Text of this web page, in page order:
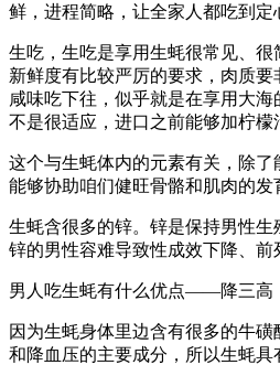
鲜，进程简略，让全家人都吃到定
生吃，生吃是享用生蚝很常见、
新鲜度有比较严厉的要求，肉质
咸味吃下往，似乎就是在享用大
不是很适应，进口之前能够加柠檬
这个与生蚝体内的元素有关，除
能够协助咱们健旺骨骼和肌肉的发
生蚝含很多的锌。锌是保持男性
锌的男性容难导致性成效下降、前
男人吃生蚝有什么优点——降三高
因为生蚝身体里边含有很多的牛
和降血压的主要成分，所以生蚝具